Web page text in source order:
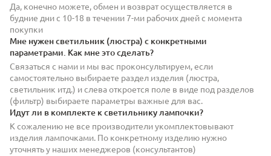
Да, конечно можете, обмен и возврат осуществляется в
будние дни с 10-18 в течении 7-ми рабочих дней с момента
покупки
Мне нужен светильник (люстра) с конкретными
параметрами. Как мне это сделать?
Связаться с нами и мы вас проконсультируем, если
самостоятельно выбираете раздел изделия (люстра,
светильник итд.) и слева откроется поле в виде под разделов
(фильтр) выбираете параметры важные для вас.
Идут ли в комплекте к светильнику лампочки?
К сожалению не все производители укомплектовывают
изделия лампочками. По конкретному изделию нужно
уточнять у наших менеджеров (консультантов)